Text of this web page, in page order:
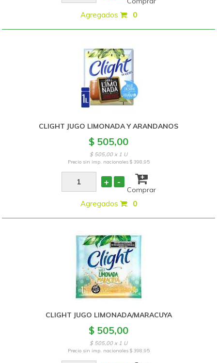
Agregados : 0
CLIGHT JUGO LIMONADA Y ARANDANOS
$ 505,00
$ 505,00 x 1 U
Precio sin imp. nacionales $ 398,95
+ -
Comprar
Agregados : 0
CLIGHT JUGO LIMONADA/MARACUYA
$ 505,00
$ 505,00 x 1 U
Precio sin imp. nacionales $ 398,95